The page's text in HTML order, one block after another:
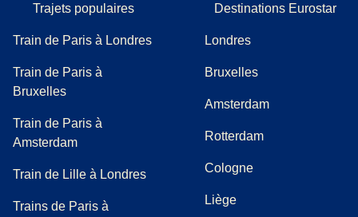
Trajets populaires
Train de Paris à Londres
Train de Paris à
Bruxelles
Train de Paris à
Amsterdam
Train de Lille à Londres
Trains de Paris à
Destinations Eurostar
Londres
Bruxelles
Amsterdam
Rotterdam
Cologne
Liège